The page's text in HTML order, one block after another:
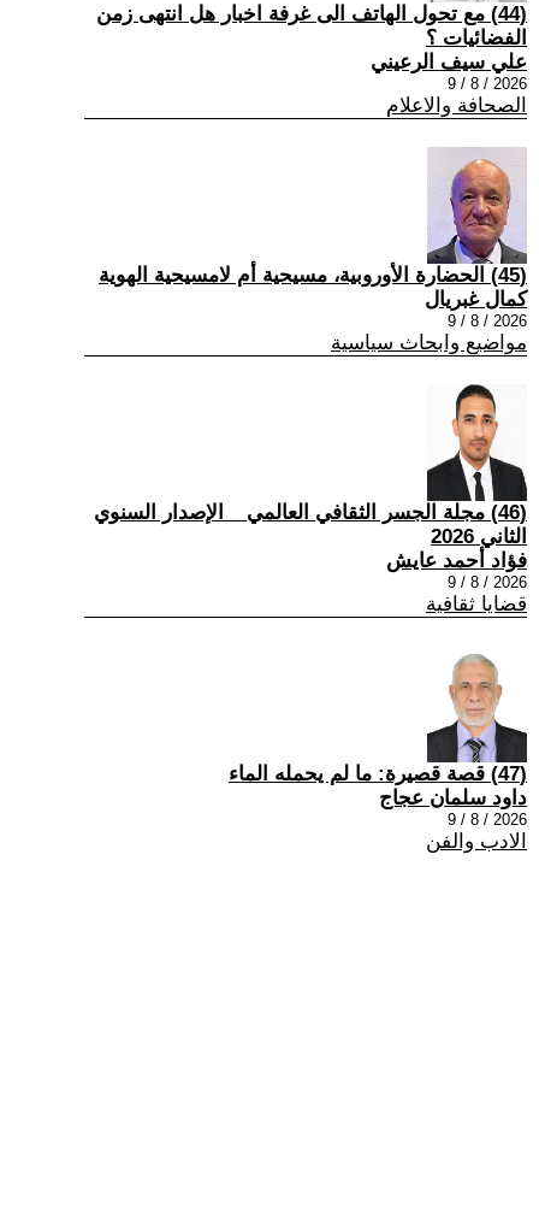
(44) مع تحول الهاتف الى غرفة اخبار هل انتهى زمن
الفضائيات ؟
علي سيف الرعيني
2026 / 8 / 9
الصحافة والاعلام
(45) الحضارة الأوروبية، مسيحية أم لامسيحية الهوية
كمال غبريال
2026 / 8 / 9
مواضيع وابحاث سياسية
(46) مجلة الجسر الثقافي العالمي _ الإصدار السنوي
الثاني 2026
فؤاد أحمد عايش
2026 / 8 / 9
قضايا ثقافية
(47) قصة قصيرة: ما لم يحمله الماء
داود سلمان عجاج
2026 / 8 / 9
الادب والفن